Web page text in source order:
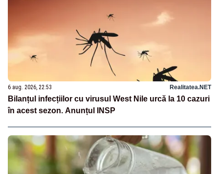
6 aug. 2026, 22:53 Realitatea.NET
Bilanțul infecțiilor cu virusul West Nile urcă la 10 cazuri
în acest sezon. Anunțul INSP